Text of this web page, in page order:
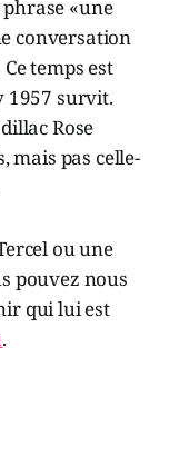
ou une
pouvez nous
qui lui est
.